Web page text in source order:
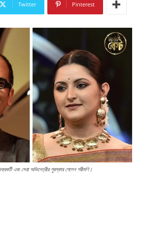
Twitter Pinterest
এবং সেরা অভিনেত্রীর পুরস্কার পেলেন পরীমণি।